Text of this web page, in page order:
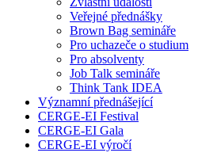
Veřejné přednášky
Brown Bag semináře
Pro uchazeče o studium
Pro absolventy
Job Talk semináře
Think Tank IDEA
Významní přednášející
CERGE-EI Festival
CERGE-EI Gala
CERGE-EI výročí